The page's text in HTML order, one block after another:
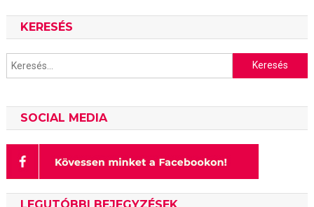
KERESÉS
Keresés:
SOCIAL MEDIA